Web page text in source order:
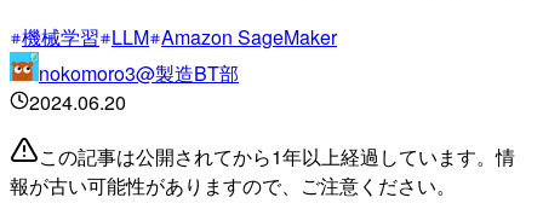
機械学習 LLM Amazon SageMaker
nokomoro3@製造BT部
2024.06.20
この記事は公開されてから1年以上経過しています。情
報が古い可能性がありますので、ご注意ください。